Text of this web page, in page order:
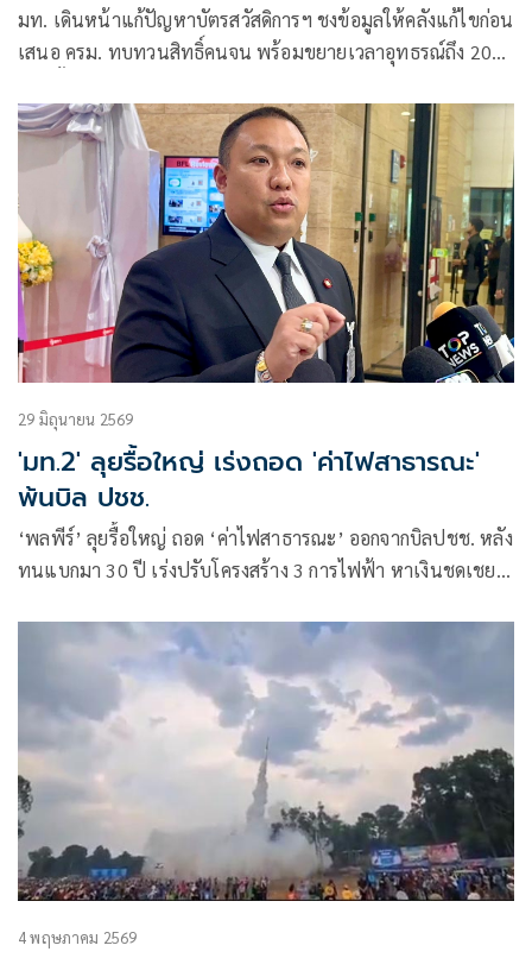
มท. เดินหน้าแก้ปัญหาบัตรสวัสดิการฯ ชงข้อมูลให้คลังแก้ไขก่อน
เสนอ ครม. ทบทวนสิทธิ์คนจน พร้อมขยายเวลาอุทธรณ์ถึง 20
บริษัท- รับจ้าง-บัญชีม้า
29 มิถุนายน 2569
'มท.2' ลุยรื้อใหญ่ เร่งถอด 'ค่าไฟสาธารณะ'
พ้นบิล ปชช.
‘พลพีร์’ ลุยรื้อใหญ่ ถอด ‘ค่าไฟสาธารณะ’ ออกจากบิลปชช. หลัง
ทนแบกมา 30 ปี เร่งปรับโครงสร้าง 3 การไฟฟ้า หาเงินชดเชยปี
4 พฤษภาคม 2569